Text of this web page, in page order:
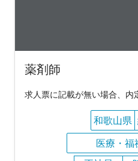
薬剤師
求人票に記載が無い場合、内
和歌山県
医療・福